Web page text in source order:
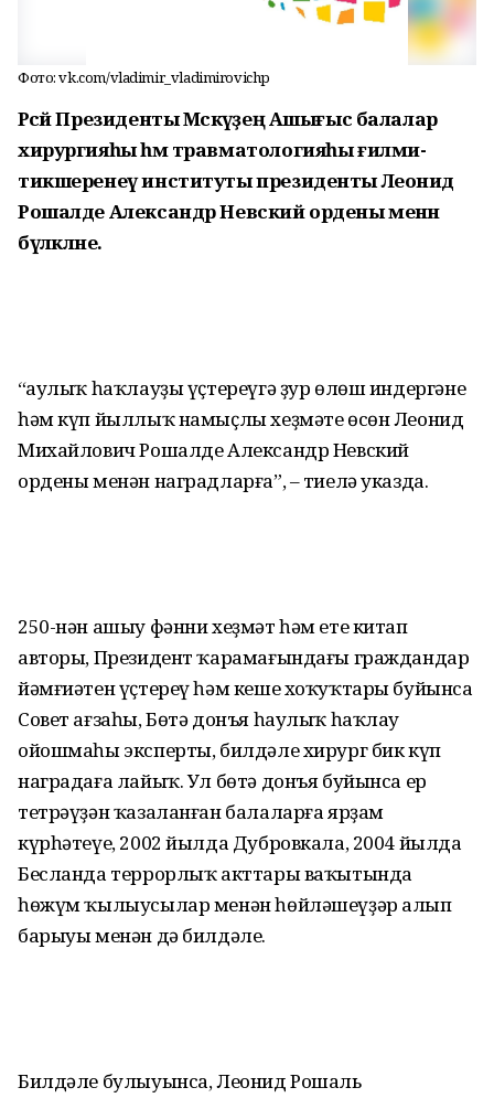
Фото: vk.com/vladimir_vladimirovichp
Рәсәй Президенты Мәскәүҙең Ашығыс балалар
хирургияһы һәм травматологияһы ғилми-
тикшеренеү институты президенты Леонид
Рошалде Александр Невский ордены менән
бүләкләне.
“Һаулыҡ һаҡлауҙы үҫтереүгә ҙур өлөш индергәне
һәм күп йыллыҡ намыҫлы хеҙмәте өсөн Леонид
Михайлович Рошалде Александр Невский
ордены менән наградларға”, – тиелә указда.
250-нән ашыу фәнни хеҙмәт һәм ете китап
авторы, Президент ҡарамағындағы граждандар
йәмғиәтен үҫтереү һәм кеше хоҡуҡтары буйынса
Совет ағзаһы, Бөтә донъя һаулыҡ һаҡлау
ойошмаһы эксперты, билдәле хирург бик күп
наградаға лайыҡ. Ул бөтә донъя буйынса ер
тетрәүҙән ҡазаланған балаларға ярҙам
күрһәтеүе, 2002 йылда Дубровкала, 2004 йылда
Бесланда террорлыҡ акттары ваҡытында
һөжүм ҡылыусылар менән һөйләшеүҙәр алып
барыуы менән дә билдәле.
Билдәле булыуынса, Леонид Рошаль